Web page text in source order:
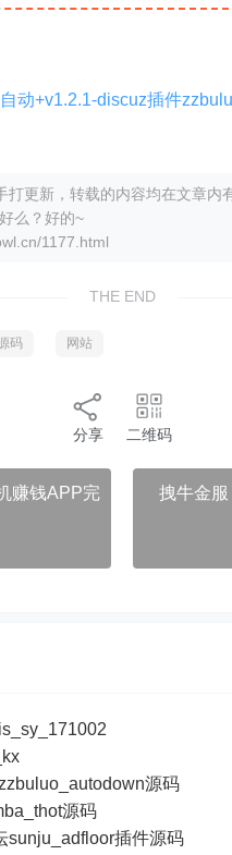
动+v1.2.1-discuz插件
更新，转载的内容均在文章内
么？好的~
1177.html
THE END
码 网站
分享 二维码
赚钱APP完
拽牛金
源码
源码
sunju_adfloor插件源码